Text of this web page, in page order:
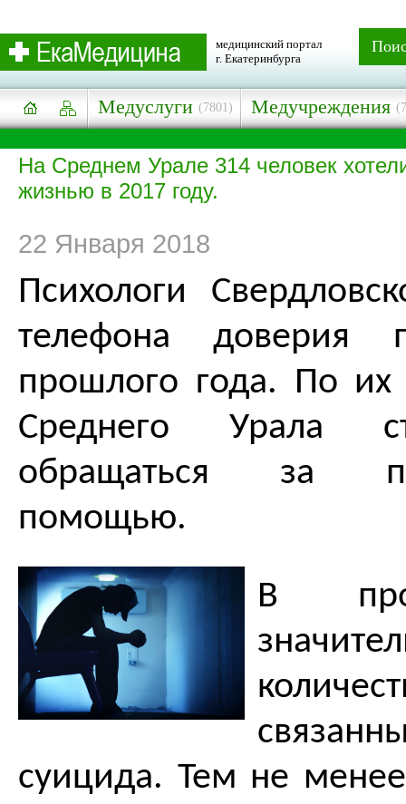
медицинский портал
г. Екатеринбурга
Медуслуги (7801) Медучреждения
На Среднем Урале 314 человек
жизнью в 2017 году.
22 Января 2018
Психологи
телефона доверия
прошлого года. По их
Среднего Урала
обращаться за
помощью.
В
суицида. Тем не